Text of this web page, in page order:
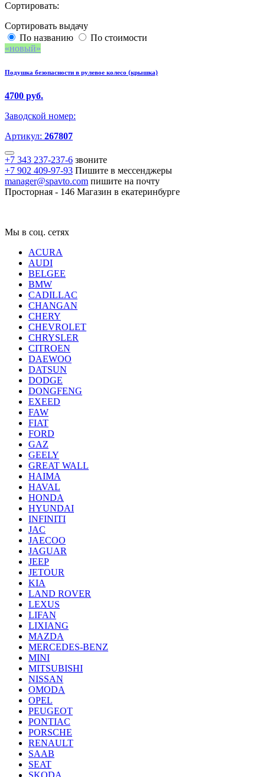
Сортировать:
Сортировать выдачу
По названию
По стоимости
новый
Подушка безопасности в рулевое колесо (крышка)
4700 руб.
Заводской номер:
Артикул: 267807
+7 343 237-237-6 звоните
+7 902 409-97-93 Пишите в мессенджеры
manager@spavto.com пишите на почту
Просторная - 146 Магазин в екатеринбурге
Мы в соц. сетях
ACURA
AUDI
BELGEE
BMW
CADILLAC
CHANGAN
CHERY
CHEVROLET
CHRYSLER
CITROEN
DAEWOO
DATSUN
DODGE
DONGFENG
EXEED
FAW
FIAT
FORD
GAZ
GEELY
GREAT WALL
HAIMA
HAVAL
HONDA
HYUNDAI
INFINITI
JAC
JAECOO
JAGUAR
JEEP
JETOUR
KIA
LAND ROVER
LEXUS
LIFAN
LIXIANG
MAZDA
MERCEDES-BENZ
MINI
MITSUBISHI
NISSAN
OMODA
OPEL
PEUGEOT
PONTIAC
PORSCHE
RENAULT
SAAB
SEAT